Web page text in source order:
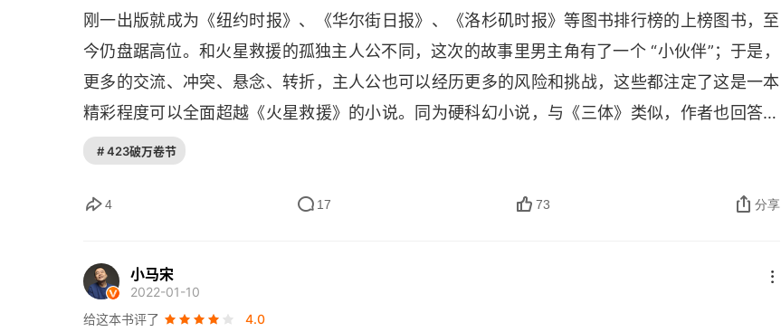
第二十四章
第二十五章
第二十七章
第Vℓ章
刚一出版就成为《纽约时报》、《华尔街日报》、《洛杉矶时报》等图书排行榜的上榜图书，至
今仍盘踞高位。和火星救援的孤独主人公不同，这次的故事里男主角有了一个 “小伙伴”；于是，
更多的交流、冲突、悬念、转折，主人公也可以经历更多的风险和挑战，这些都注定了这是一本
精彩程度可以全面超越《火星救援》的小说。同为硬科幻小说，与《三体》类似，作者也回答了
可能盘旋在所有星际爱好者心中的几个终极问题。
19 年的某一天，加拿大的射电天文望远镜连续观测到了来自同一个位置的快速射电暴，疑似存
一次往返通讯的时间就是 30 亿年。而有科学依据判断，由于银河系将与人马座矮椭球星系相
撞，那时的人类只有灭亡一个结局，时间就一亿年之后。外星人不一定有威胁，而我们一定等不
# 423破万卷节
4 17 73 分享
小马宋
2022-01-10
给这本书评了
4.0